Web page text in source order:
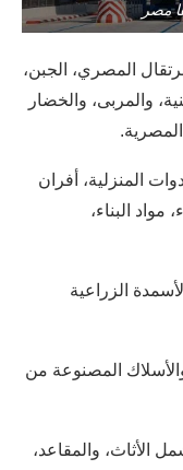
مصر
المصري، الجبن،
والمربى، والخضار
المصرية.
المنزلية، أفران
مواد البناء،
الزراعية
المصنوعة من
الأثاث، والمقاعد،